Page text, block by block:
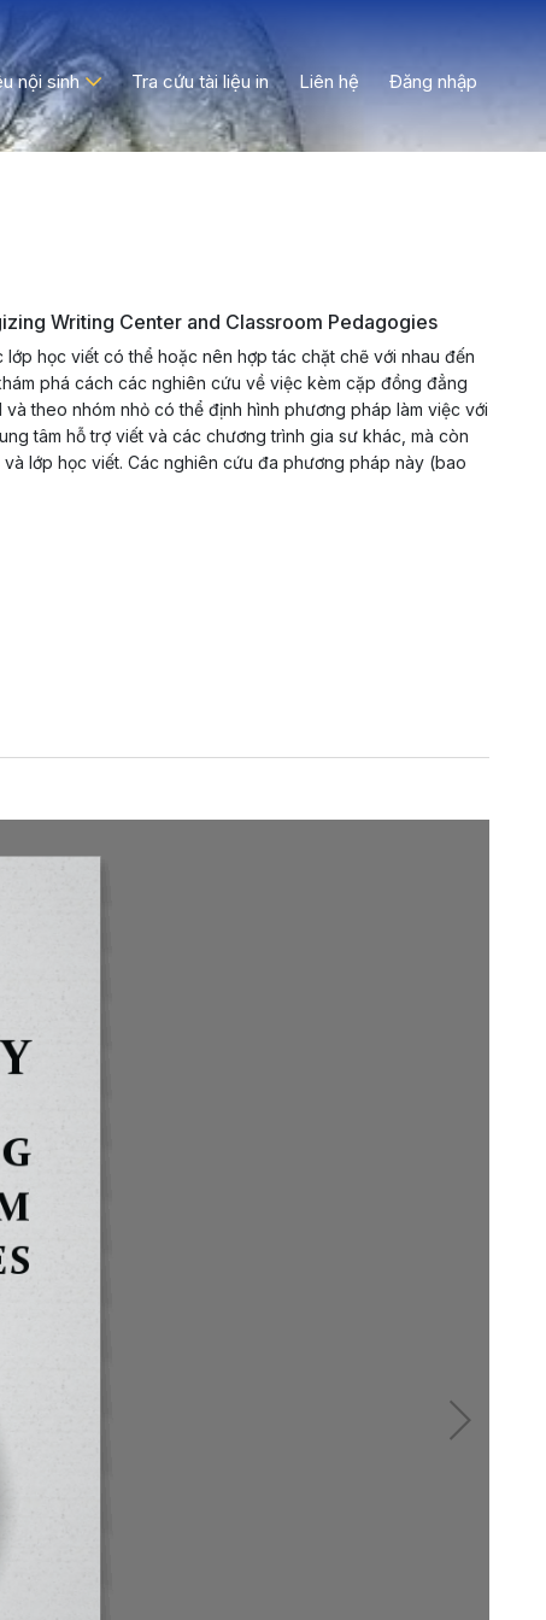
nội sinh Tra cứu tài liệu in Liên hệ Đăng nhập
Writing Center and Classroom Pedagogies
lớp học viết có thể hoặc nên hợp tác chặt chẽ với nhau đến
phá cách các nghiên cứu về việc kèm cặp đồng đẳng
và theo nhóm nhỏ có thể định hình phương pháp làm việc với
tâm hỗ trợ viết và các chương trình gia sư khác, mà còn
lớp học viết. Các nghiên cứu đa phương pháp này (bao